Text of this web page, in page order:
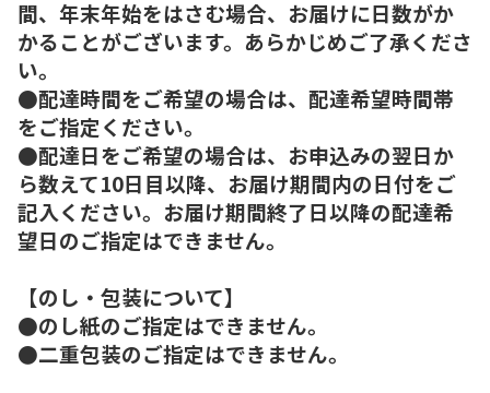
間、年末年始をはさむ場合、お届けに日数がか
かることがございます。あらかじめご了承くださ
い。
●配達時間をご希望の場合は、配達希望時間帯
をご指定ください。
●配達日をご希望の場合は、お申込みの翌日か
ら数えて10日目以降、お届け期間内の日付をご
記入ください。お届け期間終了日以降の配達希
望日のご指定はできません。
【のし・包装について】
●のし紙のご指定はできません。
●二重包装のご指定はできません。